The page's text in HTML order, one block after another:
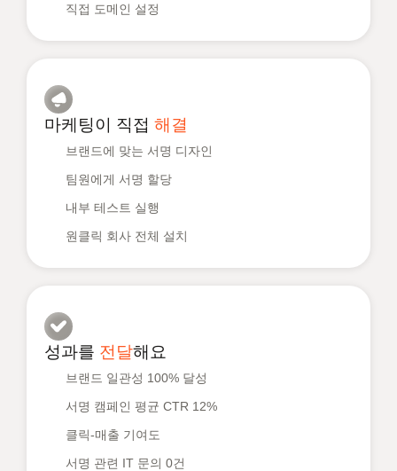
직접 도메인 설정
마케팅이 직접 해결
브랜드에 맞는 서명 디자인
팀원에게 서명 할당
내부 테스트 실행
원클릭 회사 전체 설치
성과를 전달해요
브랜드 일관성 100% 달성
서명 캠페인 평균 CTR 12%
클릭-매출 기여도
서명 관련 IT 문의 0건